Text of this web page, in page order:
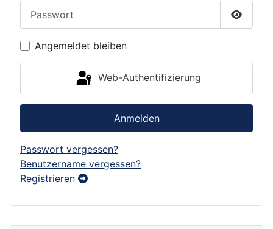
Angemeldet bleiben
Web-Authentifizierung
Anmelden
Passwort vergessen?
Benutzername vergessen?
Registrieren